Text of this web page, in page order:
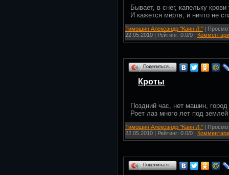
Бывает, в снег, капельку крови
И кажется мёртв, и ничто не
Тимошин Александр "Каин Л." |
22.05.2010 | Рейтинг: 0.0/0 |
Поделиться…
Кроты
Поздний час, нет машин, город
Роет лаз много лет под
Тимошин Александр "Каин Л." |
22.05.2010 | Рейтинг: 0.0/0 |
Поделиться…